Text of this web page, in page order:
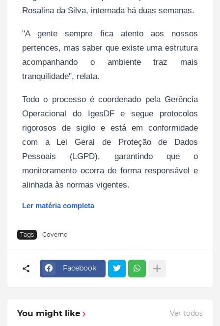
Rosalina da Silva, internada há duas semanas.
"A gente sempre fica atento aos nossos
pertences, mas saber que existe uma estrutura
acompanhando o ambiente traz mais
tranquilidade", relata.
Todo o processo é coordenado pela Gerência
Operacional do IgesDF e segue protocolos
rigorosos de sigilo e está em conformidade
com a Lei Geral de Proteção de Dados
Pessoais (LGPD), garantindo que o
monitoramento ocorra de forma responsável e
alinhada às normas vigentes.
Ler matéria completa
Tags Governo
Facebook
You might like Ver todos